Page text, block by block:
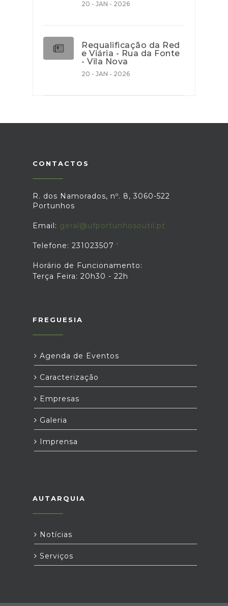
20 - JAN - 2026
Requalificação da Red
e Viária - Rua da Fonte
- Vila Nova
20 - JAN - 2026
CONTACTOS
R. dos Namorados, nº. 8, 3060-522
Portunhos
Email: geral@ufportunhosoutil.pt
Telefone: 231023507
Horário de Funcionamento:
Terça Feira: 20h30 - 22h
FREGUESIA
Agenda de Eventos
Caracterização
Empresas
Galeria
Imprensa
AUTARQUIA
Notícias
Serviços